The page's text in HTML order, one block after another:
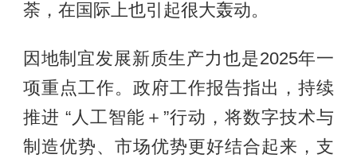
荼，在国际上也引起很大轰动。
因地制宜发展新质生产力也是2025年一
项重点工作。政府工作报告指出，持续
推进 “人工智能＋”行动，将数字技术与
制造优势、市场优势更好结合起来，支